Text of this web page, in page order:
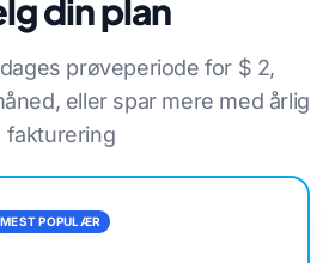
din plan
prøveperiode for $ 2,
eller spar mere med årlig
fakturering
MEST POPULÆR